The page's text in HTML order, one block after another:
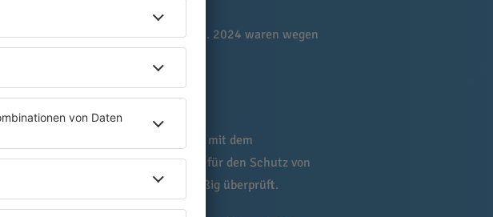
Jungstörche pro Horst ausfliegen. 2024 waren wegen
Unterkühlung.
und andere Energieunternehmen mit dem
Württemberg und dem Nabu für den Schutz von
ausgerüstet und regelmäßig überprüft.